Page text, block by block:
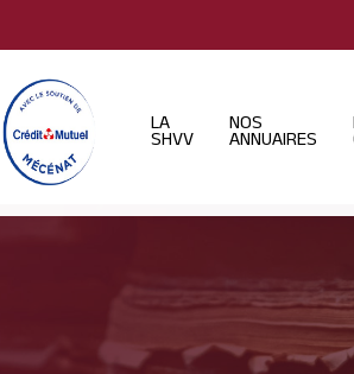
LA
SHVV
NOS
ANNUAIRES